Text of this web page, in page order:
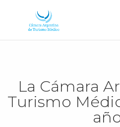
La Cámara
Turismo